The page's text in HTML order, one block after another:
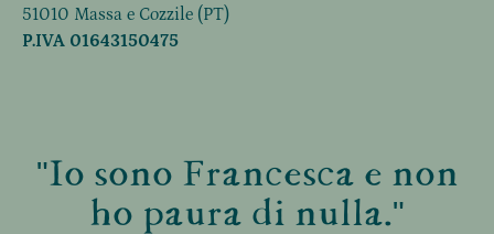
51010 Massa e Cozzile (PT)
P.IVA 01643150475
"Io sono Francesca e non
ho paura di nulla."